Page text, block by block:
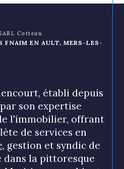
Cotteau
FNAIM EN AULT, MERS-LES-
établi depuis
son expertise
l'immobilier, offrant
de services en
, gestion et syndic de
la pittoresque